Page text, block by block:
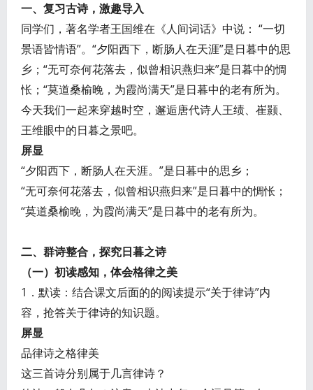
一、复习古诗，激趣导入
同学们，著名学者王国维在《人间词话》中说： “一切
景语皆情语”。“夕阳西下，断肠人在天涯”是日暮中的思
乡；“无可奈何花落去，似曾相识燕归来”是日暮中的惆
怅；“莫道桑榆晚，为霞尚满天”是日暮中的老有所为。
今天我们一起来穿越时空，邂逅唐代诗人王绩、崔颢、
王维眼中的日暮之景吧。
屏显
“夕阳西下，断肠人在天涯。”是日暮中的思乡；
“无可奈何花落去，似曾相识燕归来”是日暮中的惆怅；
“莫道桑榆晚，为霞尚满天”是日暮中的老有所为。
二、群诗整合，探究日暮之诗
（一）初读感知，体会格律之美
1．默读：结合课文后面的的阅读提示“关于律诗”内
容，抢答关于律诗的知识题。
屏显
品律诗之格律美
这三首诗分别属于几言律诗？